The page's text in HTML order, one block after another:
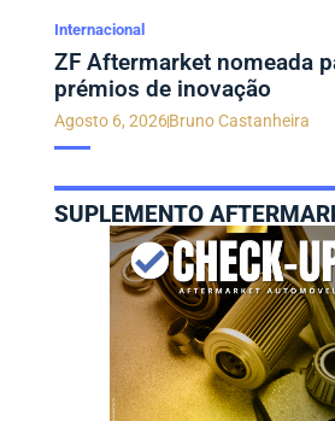
Internacional
ZF Aftermarket nomeada
prémios de inovação
Agosto 6, 2026Bruno Castanheira
SUPLEMENTO